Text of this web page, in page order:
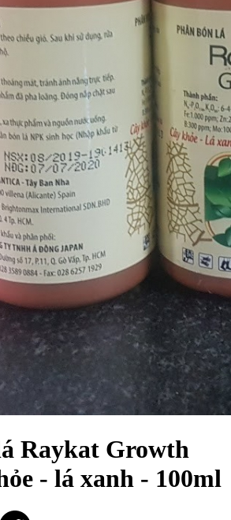
Raykat Growth
- lá xanh - 100ml